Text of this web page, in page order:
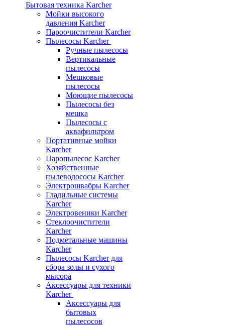
Бытовая техника Karcher
Мойки высокого
давления Karcher
Пароочистители Karcher
Пылесосы Karcher
Ручные пылесосы
Вертикальные
пылесосы
Мешковые
пылесосы
Моющие пылесосы
Пылесосы без
мешка
Пылесосы с
аквафильтром
Портативные мойки
Karcher
Паропылесос Karcher
Хозяйственные
пылеводососы Karcher
Электрошвабры Karcher
Гладильные системы
Karcher
Электровеники Karcher
Стеклоочистители
Karcher
Подметальные машины
Karcher
Пылесосы Karcher для
сбора золы и сухого
мысора
Аксессуары для техники
Karcher
Аксессуары для
бытовых
пылесосов